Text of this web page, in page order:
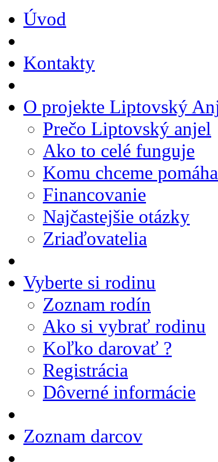
Úvod
Kontakty
O projekte Liptovský
Prečo Liptovský anjel
Ako to celé funguje
Komu chceme
Financovanie
Najčastejšie otázky
Zriaďovatelia
Vyberte si rodinu
Zoznam rodín
Ako si vybrať rodinu
Koľko darovať ?
Registrácia
Dôverné informácie
Zoznam darcov